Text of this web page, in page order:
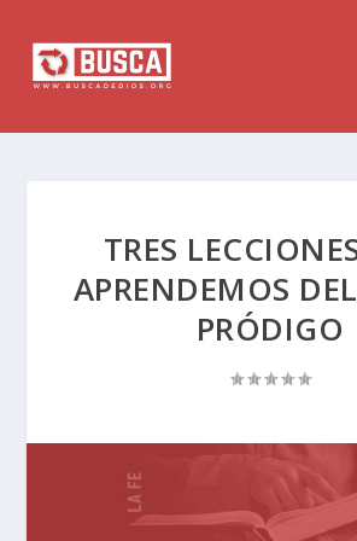
TRES
APRENDEMOS
PRÓDIGO